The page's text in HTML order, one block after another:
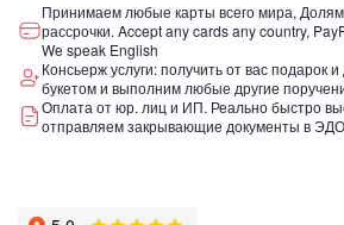
Принимаем любые карты всего мира,
рассрочки. Accept any cards any country,
We speak English
Консьерж услуги: получить от вас подарок
букетом и выполним любые другие
Оплата от юр. лиц и ИП. Реально быстро
отправляем закрывающие документы в ЭДО